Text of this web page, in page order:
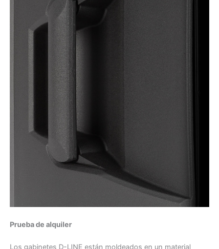
Prueba de alquiler
Los gabinetes D-LINE están moldeados en un material